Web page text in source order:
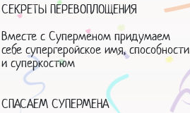
СЕКРЕТЫ ПЕРЕВОПЛОЩЕНИЯ
Вместе с Суперменом придумаем
себе супергеройское имя, способности
и суперкостюм
СПАСАЕМ СУПЕРМЕНА